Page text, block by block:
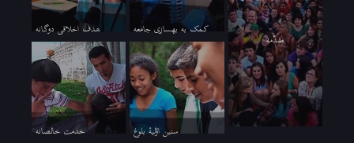
مقدّمه
کمک به بهسازی جامعه هدف اخلاقی دوگانه
سنین اوّلیۀ بلوغ خدمت خالصانه